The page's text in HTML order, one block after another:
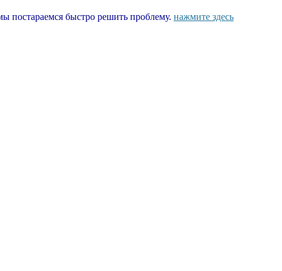
постараемся быстро решить проблему. нажмите здесь